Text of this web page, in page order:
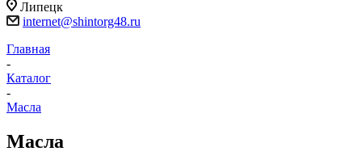
Липецк
internet@shintorg48.ru
Главная
-
Каталог
-
Масла
Масла